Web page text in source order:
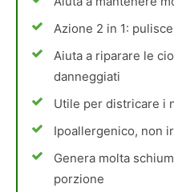
Azione 2 in 1:
Aiuta a riparare le
danneggiati
Utile per districare i
Ipoallergenico, non
Genera molta
porzione